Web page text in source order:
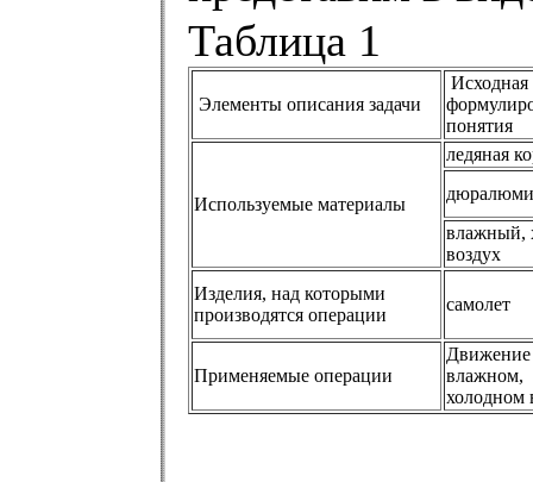
Таблица 1
Элементы описания задачи
Исходная
понятия
Используемые материалы
ледяная
влажный,
воздух
Изделия, над которыми
производятся операции
самолет
Применяемые операции
Движение
влажном,
холодном